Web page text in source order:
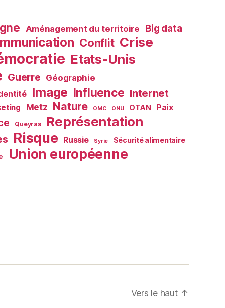
Aménagement du territoire Big data
Conflit Crise
Etats-Unis
Guerre Géographie
Image Influence Internet
Metz Nature OMC ONU OTAN Paix
Queyras Représentation
Risque Russie Syrie Sécurité alimentaire
Union européenne
Vers le haut ↑